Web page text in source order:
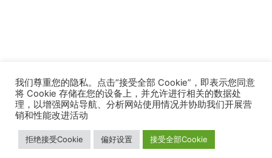
我们尊重您的隐私。点击“接受全部 Cookie”，即表示您同意
将 Cookie 存储在您的设备上，并允许进行相关的数据处
理，以增强网站导航、分析网站使用情况并协助我们开展营
销和性能改进活动
拒绝接受Cookie 偏好设置 接受全部Cookie